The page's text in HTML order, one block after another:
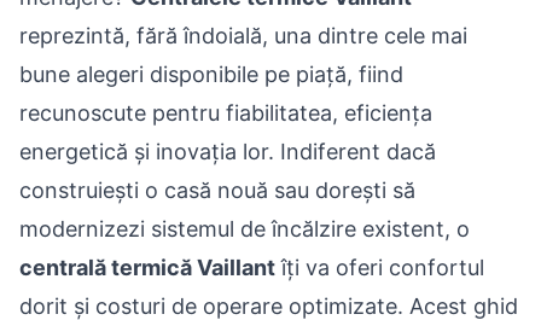
reprezintă, fără îndoială, una dintre cele mai
bune alegeri disponibile pe piață, fiind
recunoscute pentru fiabilitatea, eficiența
energetică și inovația lor. Indiferent dacă
construiești o casă nouă sau dorești să
modernizezi sistemul de încălzire existent, o
centrală termică Vaillantîți va oferi confortul
dorit și costuri de operare optimizate. Acest ghid